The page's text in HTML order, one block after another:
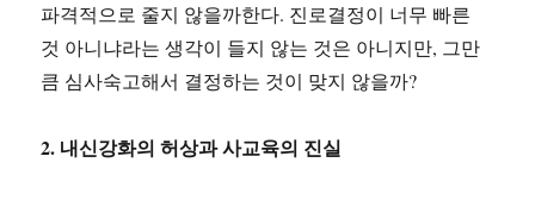
파격적으로 줄지 않을까한다. 진로결정이 너무 빠른
것 아니냐라는 생각이 들지 않는 것은 아니지만, 그만
큼 심사숙고해서 결정하는 것이 맞지 않을까?
2. 내신강화의 허상과 사교육의 진실